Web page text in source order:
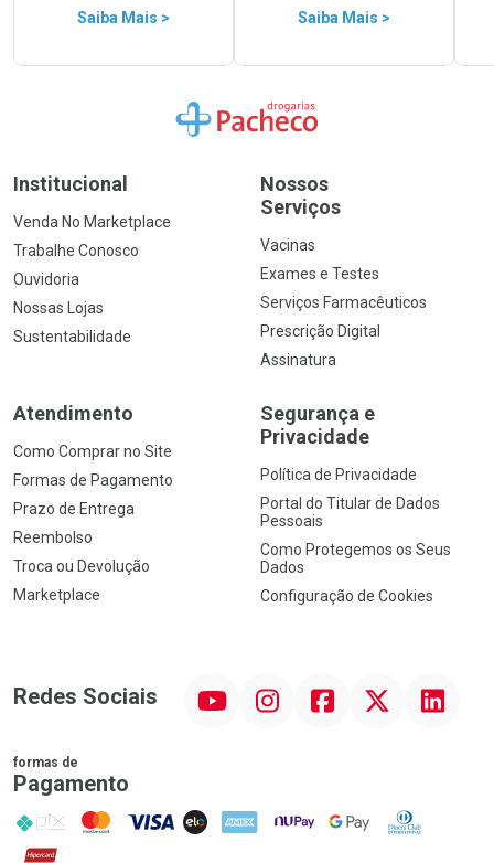
Saiba Mais > Saiba Mais >
Ir para a Home
Institucional
Venda No Marketplace
Trabalhe Conosco
Ouvidoria
Nossas Lojas
Sustentabilidade
Nossos
Serviços
Vacinas
Exames e Testes
Serviços Farmacêuticos
Prescrição Digital
Assinatura
Atendimento
Como Comprar no Site
Formas de Pagamento
Prazo de Entrega
Reembolso
Troca ou Devolução
Marketplace
Segurança e
Privacidade
Política de Privacidade
Portal do Titular de Dados
Pessoais
Como Protegemos os Seus
Dados
Configuração de Cookies
Redes Sociais InstagramFacebookTwitter Linkedin
formas de
Pagamento
PIX MasterCard
VISA ELO AMEX NuPay Google PayDiners Club
Hipercard